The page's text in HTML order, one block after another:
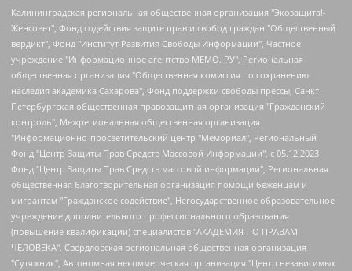
Калининградская региональная общественная организация "Экозащита!-Женсовет", Фонд содействия защите прав и свобод граждан "Общественный вердикт", Фонд "Институт Развития Свободы Информации", Частное учреждение "Информационное агентство МЕМО. РУ", Региональная общественная организация "Общественная комиссия по сохранению наследия академика Сахарова", Фонд поддержки свободы прессы, Санкт-Петербургская общественная правозащитная организация "Гражданский контроль", Межрегиональная общественная организация "Информационно-просветительский центр "Мемориал", Региональный Фонд "Центр Защиты Прав Средств Массовой Информации", с 05.12.2023 Фонд "Центр Защиты Прав Средств массовой информации", Региональная общественная благотворительная организация помощи беженцам и мигрантам "Гражданское содействие", Негосударственное образовательное учреждение дополнительного профессионального образования (повышение квалификации) специалистов "АКАДЕМИЯ ПО ПРАВАМ ЧЕЛОВЕКА", Свердловская региональная общественная организация "Сутяжник", Автономная некоммерческая организация "Центр независимых социологических исследований", Союз общественных объединений "Российский исследовательский центр по правам человека", Региональное общественное учреждение научно-информационный центр "МЕМОРИАЛ", Некоммерческая организация "Фонд защиты гласности", Автономная некоммерческая организация "Институт прав человека", Городская общественная организация "Екатеринбургское общество "МЕМОРИАЛ", Городская общественная организация "Рязанское историко-просветительское и правозащитное общество "Мемориал" (Рязанский Мемориал), Челябинский региональный орган общественной самодеятельности – женское общественное объединение "Женщины Евразии", Челябинский региональный орган общественной самодеятельности "Уральская правозащитная группа", Фонд содействия защите здоровья и социальной справедливости имени Андрея Рылькова, Автономная Некоммерческая Организация "Аналитический Центр Юрия Левады", Автономная некоммерческая организация социальной поддержки населения "Проект Апрель", Региональная общественная организация помощи женщинам и детям, находящимся в кризисной ситуации "Информационно-методический центр "Анна", Фонд содействия развитию массовых коммуникаций и правовому просвещению "Так-так-Так", Фонд содействия устойчивому развитию "Серебряная тайга", Свердловский региональный общественный фонд социальных проектов "Новое время", "Idel.Реалии", Кавказ.Реалии, Крым.Реалии, Телеканал Настоящее Время, Татаро-башкирская служба Радио Свобода (Azatliq Radiosi), Радио Свободная Европа/Радио Свобода (PCE/PC), "Сибирь.Реалии", "Фактограф", Благотворительный фонд помощи осужденным и их семьям, Автономная некоммерческая организация "Институт глобализации и социальных движений", Фонд "В защиту прав заключенных", Частное учреждение "Центр поддержки и содействия развитию средств массовой информации", Пензенский региональный общественный благотворительный фонд "Гражданский союз", "Север.Реалии", Некоммерческая организация Фонд "Правовая инициатива", Общество с ограниченной ответственностью "Радио Свободная Европа/Радио Свобода", Чешское информационное агентство "MEDIUM-ORIENT", Красноярская региональная общественная организация "Мы против СПИДа", Камалягин Денис Николаевич, Маркелов Сергей Евгеньевич, Пономарев Лев Александрович, Савицкая Людмила Алексеевна, Автономная некоммерческая организация "Центр по работе с проблемой насилия "НАСИЛИЮ.НЕТ", Межрегиональный профессиональный союз работников здравоохранения "Альянс врачей", Юридическое лицо, зарегистрированное в Латвийской Республике, SIA "Medusa Project" (регистрационный номер 40103797863, дата регистрации 10.06.2014), Некоммерческая организация "Фонд по борьбе с коррупцией", Автономная некоммерческая организация "Институт права и публичной политики", Баданин Роман Сергеевич, Гликин Максим Александрович, Железнова Мария Михайловна, Лукьянова Юлия Сергеевна, Маетная Елизавета Витальевна, Маняхин Петр Борисович, Чуракова Ольга Владимировна, Ярош Юлия Петровна, Юридическое лицо "The Insider SIA", зарегистрированное в Риге, Латвийская Республика (дата регистрации 26.06.2015), являющееся администратором доменного имени интернет-издания "The Insider SIA", https://theins.ru, Постернак Алексей Евгеньевич, Рубин Михаил Аркадьевич, Анин Роман Александрович, Юридическое лицо Istories fonds, зарегистрированное в Латвийской Республике (регистрационный номер 50008295751, дата регистрации 24.02.2020), Великовский Дмитрий Александрович, Долинина Ирина Николаевна, Мароховская Алеся Алексеевна, Шлейнов Роман Юрьевич, Шмагун Олеся Валентиновна, Общество с ограниченной ответственностью "Альтаир 2021", Общество с ограниченной ответственностью "Вега 2021", Общество с ограниченной ответственностью "Главный редактор 2021", Общество с ограниченной ответственностью "Ромашки монолит", Важенков Артем Валерьевич, Ивановская областная общественная организация "Центр гендерных исследований", Гурман Юрий Альбертович, Медиапроект "ОВД-Инфо", Егоров Владимир Владимирович, Жилинский Владимир Александрович, Общество с ограниченной ответственностью "ЗП", Иванова София Юрьевна, Карезина Инна Павловна, Кильтау Екатерина Викторовна, Петров Алексей Викторович, Пискунов Сергей Евгеньевич, Смирнов Сергей Сергеевич, Тихонов Михаил Сергеевич, Общество с ограниченной ответственностью "ЖУРНАЛИСТ-ИНОСТРАННЫЙ АГЕНТ", Арапова Галина Юрьевна, Вольтская Татьяна Анатольевна, Американская компания "Mason G.E.S. Anonymous Foundation" (США), являющаяся владельцем интернет-издания https://mnews.world/, Компания "Stichting Bellingcat", зарегистрированная в Нидерландах (дата регистрации 11.07.2018), Захаров Андрей Вячеславович, Клепиковская Екатерина Дмитриевна, Общество с ограниченной ответственностью "МЕМО", Перл Роман Александрович, Симонов Евгений Алексеевич, Соловьева Елена Анатольевна, Сотников Даниил Владимирович, Сурначева Елизавета Дмитриевна, Автономная некоммерческая организация по защите прав человека и информированию населения "Якутия – Наше Мнение", Общество с ограниченной ответственностью "Москоу диджитал медиа", с 26.01.2023 Общество с ограниченной ответственностью "Чайка Белые сады", Ветошкина Валерия Валерьевна, Заговора Максим Александрович, Межрегиональное общественное движение "Российская ЛГБТ - сеть", Оленичев Максим Владимирович, Павлов Иван Юрьевич, Скворцова Елена Сергеевна, Общество с ограниченной ответственностью "Как бы инагент", Кочетков Игорь Викторович, Общество с ограниченной ответственностью "Честные выборы", Еланчик Олег Александрович, Общество с ограниченной ответственностью "Нобелевский призыв", Гималова Регина Эмилевна, Григорьев Андрей Валерьевич, Григорьева Алина Александровна, Ассоциация по содействию защите прав призывников, альтернативнослужащих и военнослужащих "Правозащитная группа "Гражданин.Армия.Право", Хисамова Регина Фаритовна, Автономная некоммерческая организация по реализации социально-правовых программ "Лилит", Дальневосточное общественное движение "Маяк", Санкт-Петербургская ЛГБТ-инициативная группа "Выход", Инициативная группа ЛГБТ+ "Реверс", Алексеев Андрей Викторович, Бекбулатова Таисия Львовна, Беляев Иван Михайлович, Владыкина Елена Сергеевна, Гельман Марат Александрович, Никульшина Вероника Юрьевна, Толоконникова Надежда Андреевна, Шендерович Виктор Анатольевич, Общество с ограниченной ответственностью "Данное сообщение", Общество с ограниченной ответственностью Издательский дом "Новая глава", Айнбиндер Александра Александровна, Московский комьюнити-центр для ЛГБТ+инициатив, Благотворительный фонд развития филантропии, Deutsche Welle (Германия, Kurt-Schumacher-Strasse 3, 53113 Bonn), Борзунова Мария Михайловна, Воробьев Виктор Викторович, Голубева Анна Львовна, Константинова Алла Михайловна, Малкова Ирина Владимировна, Мурадов Мурад Абдулгалимович, Осетинская Елизавета Николаевна, Понасенков Евгений Николаевич, Ганапольский Матвей Юрьевич, Киселев Евгений Алексеевич, Борухович Ирина Григорьевна, Дремин Иван Тимофеевич, Дубровский Дмитрий Викторович, Красноярская региональная общественная организация поддержки и развития альтернативных образовательных технологий и межкультурных коммуникаций "ИНТЕРРА", Маяковская Екатерина Алексеевна, Фейгин Марк Захарович, Филимонов Андрей Викторович, Дзугкоева Регина Николаевна, Доброхотов Роман Александрович, Дудь Юрий Александрович, Елкин Сергей Владимирович, Кругликов Кирилл Игоревич, Сабунаева Мария Леонидовна, Семенов Алексей Владимирович, Шаинян Карен Багратович, Шульман Екатерина Михайловна, Асафьев Артур Валерьевич, Вахштайн Виктор Семенович, Венедиктов Алексей Алексеевич, Лушникова Екатерина Евгеньевна, Волков Леонид Михайлович, Невзоров Александр Глебович, Пархоменко Сергей Борисович, Сироткин Ярослав Николаевич, Кара-Мурза Владимир Владимирович, Баранова Наталья Владимировна, Гозман Леонид Яковлевич, Кагарлицкий Борис Юльевич, Климарев Михаил Валерьевич, Милов Владимир Станиславович, Автономная некоммерческая организация Краснодарский центр современного искусства "Типография", Моргенштерн Алишер Тагирович, Соболь Любовь Эдуардовна, Общество с ограниченной ответственностью "ЛИЗА НОРМ", Каспаров Гарри Кимович, Ходорковский Михаил Борисович, Общество с ограниченной ответственностью "Апрельские тезисы", Данилович Ирина Брониславовна, Кашин Олег Владимирович, Петров Николай Владимирович, Пивоваров Алексей Владимирович, Соколов Михаил Владимирович, Цветкова Юлия Владимировна, Чичваркин Евгений Александрович, Комитет против пыток/Команда против пыток, Общество с ограниченной ответственностью "Первый научный", Общество с ограниченной ответственностью "Вертолет и ко", Белоцерковская Вероника Борисовна, Кац Максим Евгеньевич, Лазарева Татьяна Юрьевна, Шаведдинов Руслан Табризович, Яшин Илья Валерьевич, Общество с ограниченной ответственностью "Иноагент ААВ", Алешковский Дмитрий Петрович, Альбац Евгения Марковна, Быков Дмитрий Львович, Галямина Юлия Евгеньевна, Лойко Сергей Леонидович, Мартынов Кирилл Константинович, Медведев Сергей Александрович, Крашенинников Федор Геннадиевич, Гордеева Катерина Вл